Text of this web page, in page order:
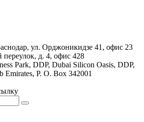
ул. Орджоникидзе 41, офис 23
д. 4, офис 428
Park, DDP, Dubai Silicon Oasis, DDP,
Emirates, P. O. Box 342001